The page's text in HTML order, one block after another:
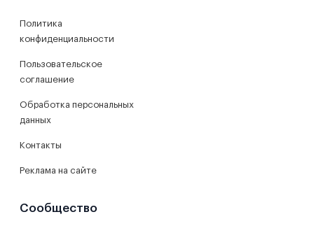
Политика
конфиденциальности
Пользовательское
соглашение
Обработка персональных
данных
Контакты
Реклама на сайте
Сообщество